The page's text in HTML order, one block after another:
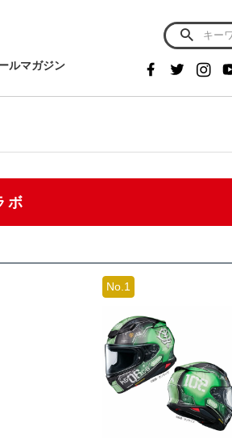
ルマガジン
ボ